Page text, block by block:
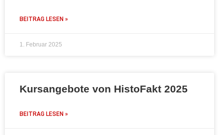
BEITRAG LESEN »
1. Februar 2025
Kursangebote von HistoFakt 2025
BEITRAG LESEN »